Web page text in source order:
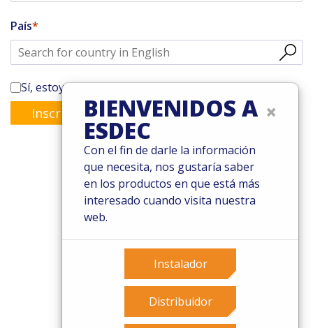
País
Sí, estoy suscrito al boletín de Enstall
Inscribirse
© 2026 Esdec. Reservados todos los derechos
Condiciones de garantía
Governance
Cookies
Privacy policy
×
BIENVENIDOS A
ESDEC
Con el fin de darle la información
que necesita, nos gustaría saber
en los productos en que está más
interesado cuando visita nuestra
web.
Instalador
Distribuidor